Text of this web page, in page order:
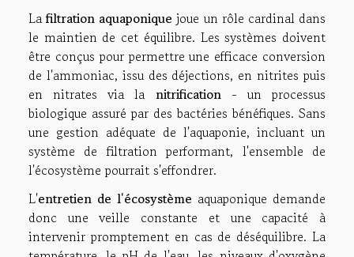
Lafiltration aquaponique joue un rôle cardinal dans
le maintien de cet équilibre. Les systèmes doivent
être conçus pour permettre une efficace conversion
de l'ammoniac, issu des déjections, en nitrites puis
en nitrates via la nitrification- un processus
biologique assuré par des bactéries bénéfiques. Sans
une gestion adéquate de l'aquaponie, incluant un
système de filtration performant, l'ensemble de
l'écosystème pourrait s'effondrer.
L'entretien de l'écosystème aquaponique demande
donc une veille constante et une capacité à
intervenir promptement en cas de déséquilibre. La